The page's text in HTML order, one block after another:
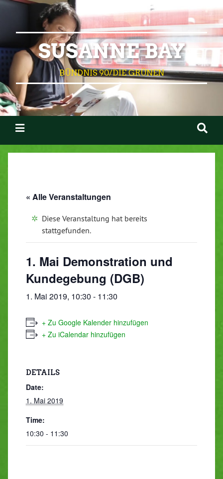
SUSANNE BAY
BÜNDNIS 90/DIE GRÜNEN
« Alle Veranstaltungen
Diese Veranstaltung hat bereits
stattgefunden.
1. Mai Demonstration und
Kundegebung (DGB)
1. Mai 2019, 10:30 - 11:30
+ Zu Google Kalender hinzufügen
+ Zu iCalendar hinzufügen
DETAILS
Date:
1. Mai 2019
Time:
10:30 - 11:30